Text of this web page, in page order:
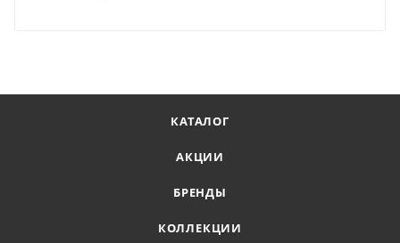
КАТАЛОГ
АКЦИИ
БРЕНДЫ
КОЛЛЕКЦИИ